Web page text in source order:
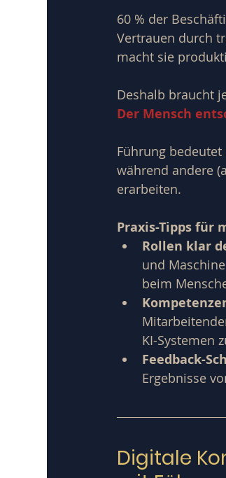
60 % der
Vertrauen durch
macht sie
Deshalb braucht
Der Mensch
Führung
während andere
erarbeiten.
Praxis-Tipps für
Rollen klar
und
beim
KI-Systemen
Feedback-
Ergebnisse
Digitale